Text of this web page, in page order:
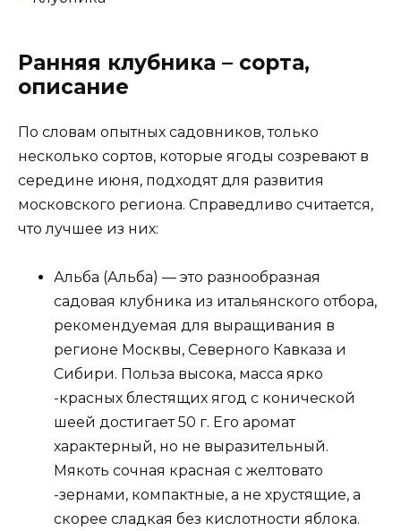
Ранняя клубника – сорта,
описание
По словам опытных садовников, только
несколько сортов, которые ягоды созревают в
середине июня, подходят для развития
московского региона. Справедливо считается,
что лучшее из них:
Альба (Альба) — это разнообразная
садовая клубника из итальянского отбора,
рекомендуемая для выращивания в
регионе Москвы, Северного Кавказа и
Сибири. Польза высока, масса ярко
-красных блестящих ягод с конической
шеей достигает 50 г. Его аромат
характерный, но не выразительный.
Мякоть сочная красная с желтовато
-зернами, компактные, а не хрустящие, а
скорее сладкая без кислотности яблока.